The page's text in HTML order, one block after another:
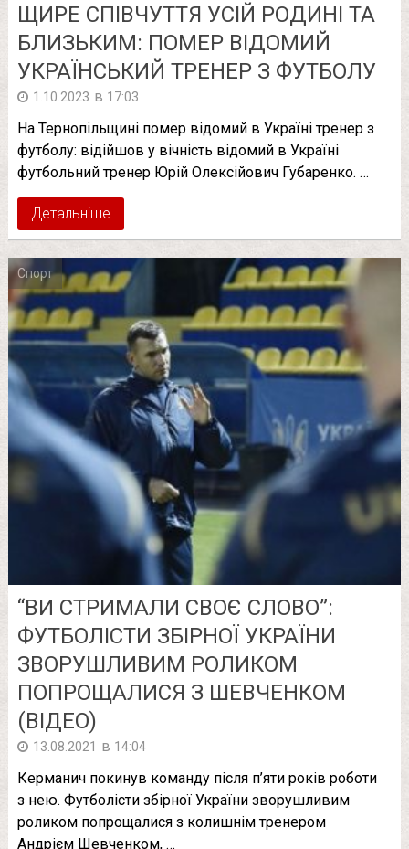
ЩИРЕ СПІВЧУТТЯ УСІЙ РОДИНІ ТА
БЛИЗЬКИМ: ПOМEР ВІДОМИЙ
УКРАЇНСЬКИЙ ТРЕНЕР З ФУТБОЛУ
1.10.2023 в 17:03
На Тернопільщині помер відомий в Україні тренер з
футболу: відійшов у вічність відомий в Україні
футбольний тренер Юрій Олексійович Губаренко. …
Детальніше
Спорт
“ВИ СТРИМАЛИ СВОЄ СЛОВО”:
ФУТБОЛІСТИ ЗБІРНОЇ УКРАЇНИ
ЗВОРУШЛИВИМ РОЛИКОМ
ПОПРОЩАЛИСЯ З ШЕВЧЕНКОМ
(ВІДЕО)
13.08.2021 в 14:04
Керманич покинув команду після п’яти років роботи
з нею. Футболісти збірної України зворушливим
роликом попрощалися з колишнім тренером
Андрієм Шевченком, …